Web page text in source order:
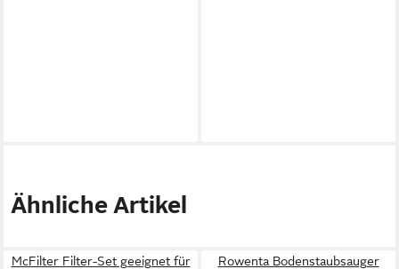
Ähnliche Artikel
McFilter Filter-Set geeignet für
Rowenta Bodenstaubsauger